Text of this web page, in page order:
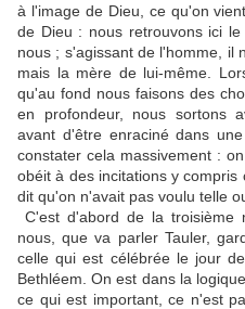
à l'image de Dieu, ce qu'on
de Dieu : nous retrouvons ici
nous ; s'agissant de l'homme, il
mais la mère de lui-même.
qu'au fond nous faisons des
en profondeur, nous sortons
avant d'être enraciné dans
constater cela massivement :
obéit à des incitations y
dit qu'on n'avait pas voulu telle
C'est d'abord de la troisième
nous, que va parler Tauler,
celle qui est célébrée le jour
Bethléem. On est dans la
ce qui est important, ce n'est